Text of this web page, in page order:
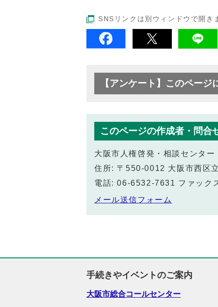
SNSリンクは別ウィンドウで開き
【アンケート】このペー
このページの作成者・問合
大阪市人権啓発・相談センター
住所: 〒550-0012 大阪市西区
電話: 06-6532-7631 ファック
メール送信フォーム
手続きやイベントのご案内
大阪市総合コールセンター